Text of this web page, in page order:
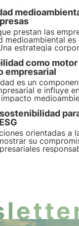
específicos
los recursos
prestan las
medioambiental es
estrategia
no es una
cómo hacerla
la economía.
como motor
empresarial
es un
e influye
Este artículo
en el panorama
tendencias
y las empresas
orientadas a
su
Para ello, la